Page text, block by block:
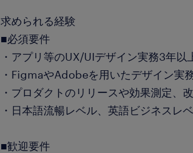
求められる経験
■必須要件
・アプリ等のUX/UIデザイン実務3年以
・FigmaやAdobeを用いたデザイン実
・プロダクトのリリースや効果測定、
・日本語流暢レベル、英語ビジネスレ
■歓迎要件